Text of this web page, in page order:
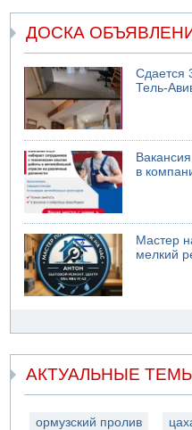
ДОСКА
Сдается
Тель-
в
Мастер
мелкий
АКТУАЛЬНЫЕ
ормузский пролив